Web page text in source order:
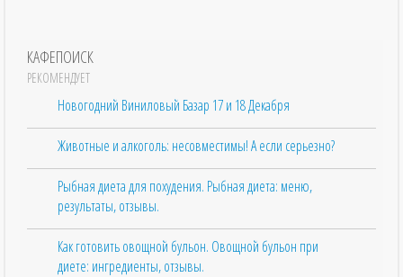
КАФЕПОИСК
РЕКОМЕНДУЕТ
Новогодний Виниловый Базар 17 и 18 Декабря
Животные и алкоголь: несовместимы! А если серьезно?
Рыбная диета для похудения. Рыбная диета: меню,
результаты, отзывы.
Как готовить овощной бульон. Овощной бульон при
диете: ингредиенты, отзывы.